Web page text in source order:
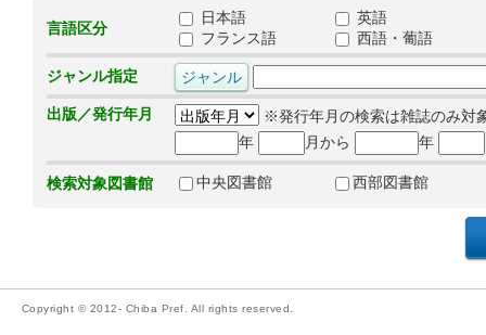
言語区分
日本語
英語
フランス語
西語・葡語
ジャンル指定
出版／発行年月
※発行年月の検索は雑誌のみ対
年
月から 年
検索対象図書館 中央図書館 西部図書館
Copyright © 2012- Chiba Pref. All rights reserved.